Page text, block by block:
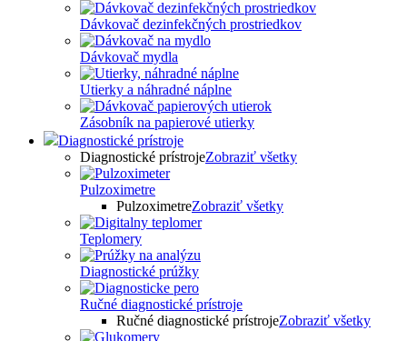
Dávkovač dezinfekčných prostriedkov
Dávkovač mydla
Utierky a náhradné náplne
Zásobník na papierové utierky
Diagnostické prístroje
Diagnostické prístrojeZobraziť všetky
Pulzoximetre
PulzoximetreZobraziť všetky
Teplomery
Diagnostické prúžky
Ručné diagnostické prístroje
Ručné diagnostické prístrojeZobraziť všetky